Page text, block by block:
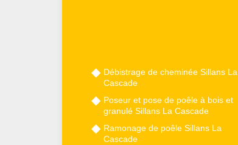
Débistrage de cheminée Sillans La
Cascade
Poseur et pose de poêle à bois et
granulé Sillans La Cascade
Ramonage de poêle Sillans La
Cascade